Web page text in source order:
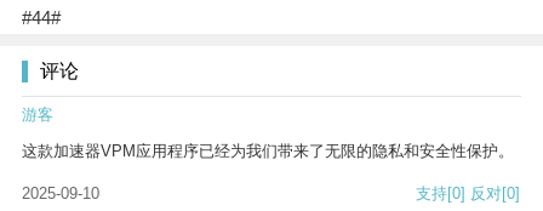
#44#
评论
游客
这款加速器VPM应用程序已经为我们带来了无限的隐私和安全性保护。
2025-09-10 支持[0] 反对[0]